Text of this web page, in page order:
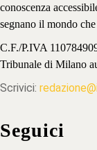
conoscenza
segnano il mondo
C.F./P.IVA
Tribunale di Milano
Scrivici:
Seguici